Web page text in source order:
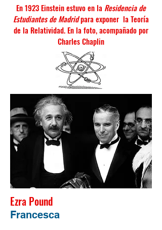
En 1923 Einstein estuvo en la Residencia de
Estudiantes de Madridpara exponer la Teoría
de la Relatividad. En la foto, acompañado por
Charles Chaplin
Ezra Pound
Francesca